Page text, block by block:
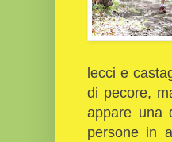
lecci e
di pecore,
appare una
persone in